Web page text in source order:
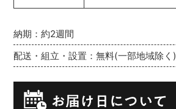
納期：約2週間
配送・組立・設置：無料(一部地域除く)